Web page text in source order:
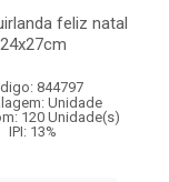
feliz natal
24x27cm
844797
Unidade
120 Unidade(s)
IPI: 13%